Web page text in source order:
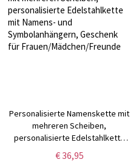
Personalisierte Namenskette mit
mehreren Scheiben,
personalisierte Edelstahlkette
mit Namens- und
Symbolanhängern, Geschenk für
€ 36,95